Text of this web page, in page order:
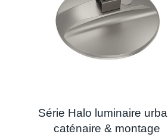
Série Halo luminaire
caténaire & montage